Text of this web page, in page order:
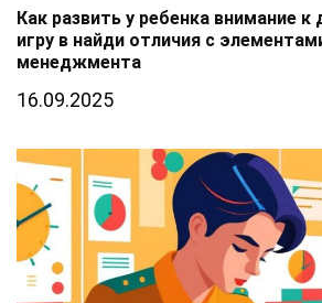
Как развить у ребенка внимание к
игру в найди отличия с
менеджмента
16.09.2025